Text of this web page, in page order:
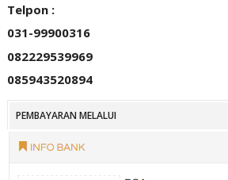
Telpon :
031-99900316
082229539969
085943520894
PEMBAYARAN MELALUI